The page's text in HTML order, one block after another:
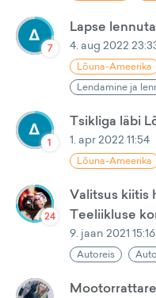
7
Lapse
4. aug 2022
Lõuna-Ameerika
Lendamine ja
1
Tsikliga läbi
1. apr 2022 11:54
Lõuna-Ameerika
24
Valitsus kiitis
Teeliikluse
9. jaan 2021 15:16
Autoreis